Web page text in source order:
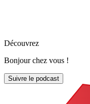
Découvrez
Bonjour chez vous !
Suivre le podcast